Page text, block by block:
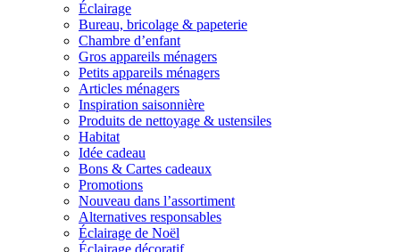
Éclairage
Bureau, bricolage & papeterie
Chambre d’enfant
Gros appareils ménagers
Petits appareils ménagers
Articles ménagers
Inspiration saisonnière
Produits de nettoyage & ustensiles
Habitat
Idée cadeau
Bons & Cartes cadeaux
Promotions
Nouveau dans l’assortiment
Alternatives responsables
Éclairage de Noël
Éclairage décoratif